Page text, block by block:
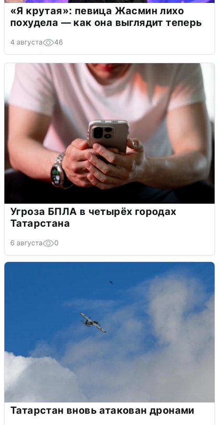
«Я крутая»: певица Жасмин лихо
похудела — как она выглядит теперь
4 августа 46
Угроза БПЛА в четырёх городах
Татарстана
6 августа 0
Татарстан вновь атакован дронами